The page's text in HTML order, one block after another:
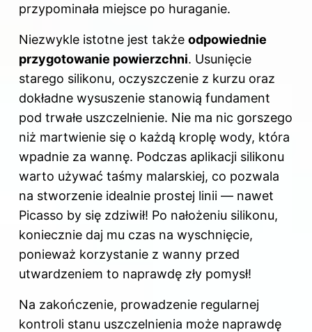
przypominała miejsce po huraganie.
Niezwykle istotne jest także odpowiednie
przygotowanie powierzchni. Usunięcie
starego silikonu, oczyszczenie z kurzu oraz
dokładne wysuszenie stanowią fundament
pod trwałe uszczelnienie. Nie ma nic gorszego
niż martwienie się o każdą kroplę wody, która
wpadnie za wannę. Podczas aplikacji silikonu
warto używać taśmy malarskiej, co pozwala
na stworzenie idealnie prostej linii — nawet
Picasso by się zdziwił! Po nałożeniu silikonu,
koniecznie daj mu czas na wyschnięcie,
ponieważ korzystanie z wanny przed
utwardzeniem to naprawdę zły pomysł!
Na zakończenie, prowadzenie regularnej
kontroli stanu uszczelnienia może naprawdę